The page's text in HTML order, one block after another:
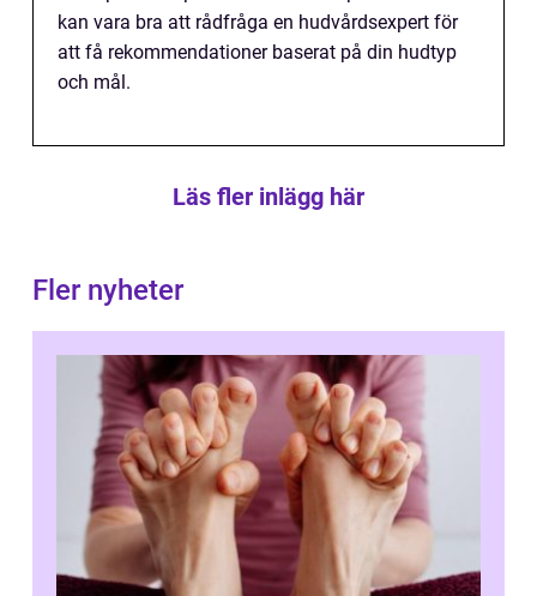
kan vara bra att rådfråga en hudvårdsexpert för
att få rekommendationer baserat på din hudtyp
och mål.
Läs fler inlägg här
Fler nyheter